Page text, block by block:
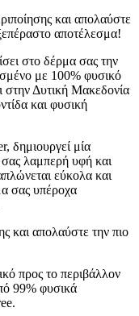
και απολαύστε
αποτέλεσμα!
στο δέρμα σας την
με 100% φυσικό
στην Δυτική Μακεδονία
και φυσική
δημιουργεί μία
λαμπερή υφή και
εύκολα και
σας υπέροχα
και απολαύστε την πιο
προς το περιβάλλον
99% φυσικά